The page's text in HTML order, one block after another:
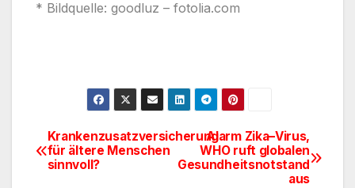
* Bildquelle: goodluz – fotolia.com
Beitragsnavigation
Alarm Zika–Virus,
WHO ruft globalen
Gesundheitsnotstand
aus
Krankenzusatzversicherung
für ältere Menschen
sinnvoll?